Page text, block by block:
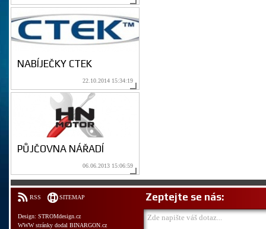
NABÍJEČKY CTEK
22.10.2014 15:34:19
PŮJČOVNA NÁŘADÍ
06.06.2013 15:06:59
RSS SITEMAP
Design: STROMdesign.cz
WWW stránky dodal BINARGON.cz
Zeptejte se nás: